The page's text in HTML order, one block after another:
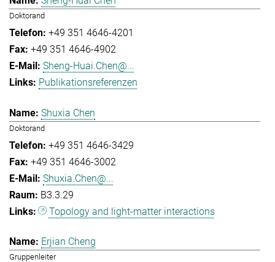
Doktorand
+49 351 4646-4201
+49 351 4646-4902
Sheng-Huai.Chen@...
Publikationsreferenzen
Shuxia Chen
Doktorand
+49 351 4646-3429
+49 351 4646-3002
Shuxia.Chen@...
B3.3.29
Topology and light-matter interactions
Erjian Cheng
Gruppenleiter